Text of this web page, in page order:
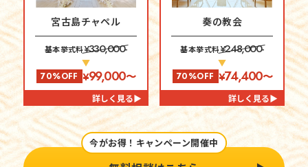
宮古島チャペル
基本挙式料¥330,000-
▼
70%OFF ¥99,000〜
詳しく見る▶
奏の教会
基本挙式料¥248,000-
▼
70%OFF ¥74,400〜
詳しく見る▶
今がお得！キャンペーン開催中